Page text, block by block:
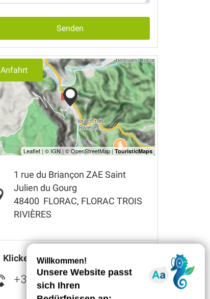
Senden
Anfahrt
1 rue du Briançon ZAE Saint
Julien du Gourg
48400 FLORAC, FLORAC TROIS
RIVIÈRES
Klicken Sie hier, um die Nummer
+33 4 66 45 18▒▒